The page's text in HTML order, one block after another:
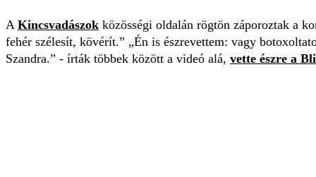
A Kincsvadászok közösségi oldalán rögtön záporoztak a
fehér szélesít, kövérít.” „Én is észrevettem: vagy
Szandra.” - írták többek között a videó alá, vette észre a